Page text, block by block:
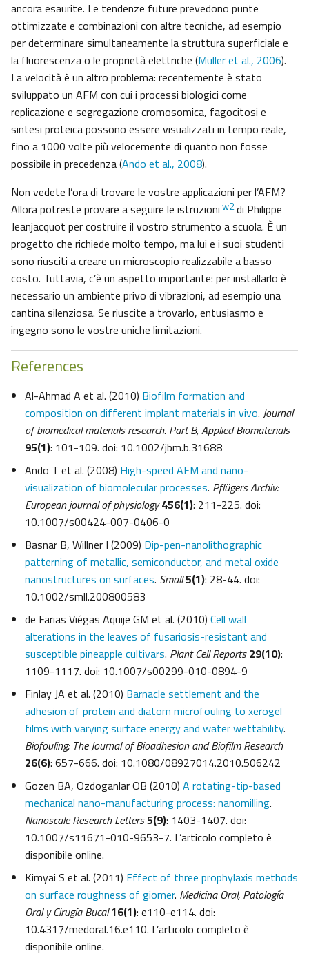
ancora esaurite. Le tendenze future prevedono punte
ottimizzate e combinazioni con altre tecniche, ad esempio
per determinare simultaneamente la struttura superficiale e
la fluorescenza o le proprietà elettriche (Müller et al., 2006).
La velocità è un altro problema: recentemente è stato
sviluppato un AFM con cui i processi biologici come
replicazione e segregazione cromosomica, fagocitosi e
sintesi proteica possono essere visualizzati in tempo reale,
fino a 1000 volte più velocemente di quanto non fosse
possibile in precedenza (Ando et al., 2008).
Non vedete l’ora di trovare le vostre applicazioni per l’AFM?
Allora potreste provare a seguire le istruzioni w2di Philippe
Jeanjacquot per costruire il vostro strumento a scuola. È un
progetto che richiede molto tempo, ma lui e i suoi studenti
sono riusciti a creare un microscopio realizzabile a basso
costo. Tuttavia, c’è un aspetto importante: per installarlo è
necessario un ambiente privo di vibrazioni, ad esempio una
cantina silenziosa. Se riuscite a trovarlo, entusiasmo e
ingegno sono le vostre uniche limitazioni.
References
Al-Ahmad A et al. (2010) Biofilm formation and
composition on different implant materials in vivo. Journal
of biomedical materials research. Part B, Applied Biomaterials
95(1): 101-109. doi: 10.1002/jbm.b.31688
Ando T et al. (2008) High-speed AFM and nano-
visualization of biomolecular processes. Pflügers Archiv:
European journal of physiology 456(1): 211-225. doi:
10.1007/s00424-007-0406-0
Basnar B, Willner I (2009) Dip-pen-nanolithographic
patterning of metallic, semiconductor, and metal oxide
nanostructures on surfaces. Small5(1): 28-44. doi:
10.1002/smll.200800583
de Farias Viégas Aquije GM et al. (2010) Cell wall
alterations in the leaves of fusariosis-resistant and
susceptible pineapple cultivars. Plant Cell Reports 29(10):
1109-1117. doi: 10.1007/s00299-010-0894-9
Finlay JA et al. (2010) Barnacle settlement and the
adhesion of protein and diatom microfouling to xerogel
films with varying surface energy and water wettability.
Biofouling: The Journal of Bioadhesion and Biofilm Research
26(6): 657-666. doi: 10.1080/08927014.2010.506242
Gozen BA, Ozdoganlar OB (2010) A rotating-tip-based
mechanical nano-manufacturing process: nanomilling.
Nanoscale Research Letters5(9): 1403-1407. doi:
10.1007/s11671-010-9653-7. L’articolo completo è
disponibile online.
Kimyai S et al. (2011) Effect of three prophylaxis methods
on surface roughness of giomer. Medicina Oral, Patología
Oral y Cirugía Bucal16(1): e110-e114. doi:
10.4317/medoral.16.e110. L’articolo completo è
disponibile online.